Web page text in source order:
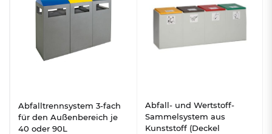
Abfalltrennsystem 3-fach
für den Außenbereich je
40 oder 90L
Abfall- und Wertstoff-
Sammelsystem aus
Kunststoff (Deckel